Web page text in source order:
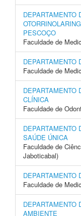
DEPARTAMENTO
PESCOÇO
Faculdade de
DEPARTAMENTO
Faculdade de
DEPARTAMENTO
CLÍNICA
Faculdade de
DEPARTAMENTO
SAÚDE ÚNICA
Faculdade de
Jaboticabal)
DEPARTAMENTO
Faculdade de
DEPARTAMENTO
AMBIENTE